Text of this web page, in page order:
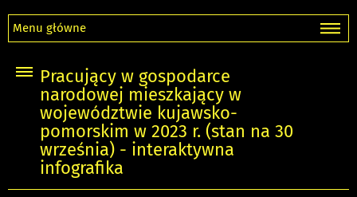
Menu główne
Pracujący w gospodarce
narodowej mieszkający w
województwie kujawsko-
pomorskim w 2023 r. (stan na 30
września) - interaktywna
infografika